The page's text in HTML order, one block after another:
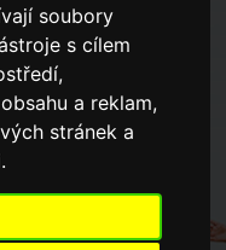
soubory
s cílem
a reklam,
stránek a
ZŠ
ZŠ